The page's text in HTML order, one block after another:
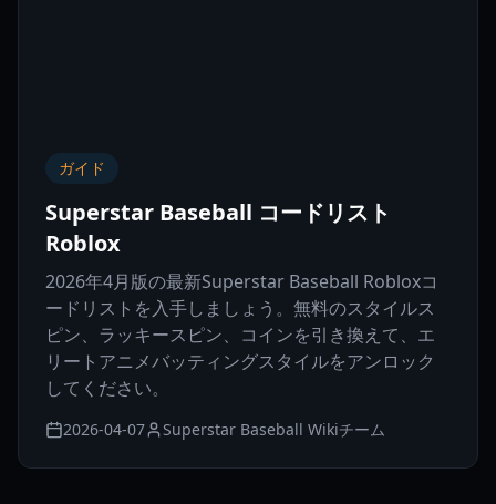
ガイド
Superstar Baseball コードリスト
Roblox
2026年4月版の最新Superstar Baseball Robloxコ
ードリストを入手しましょう。無料のスタイルス
ピン、ラッキースピン、コインを引き換えて、エ
リートアニメバッティングスタイルをアンロック
してください。
2026-04-07 Superstar Baseball Wikiチーム